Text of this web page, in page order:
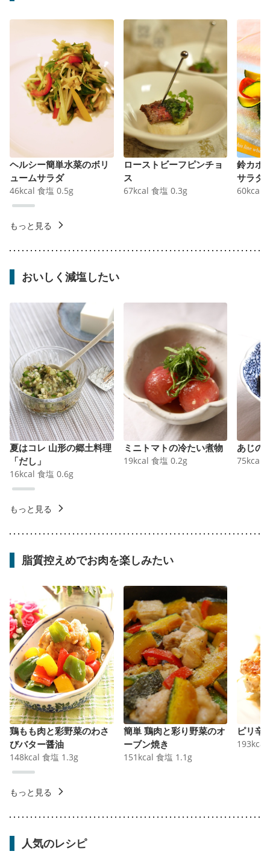
ヘルシー簡単水菜のボリ
ュームサラダ
46kcal 食塩 0.5g
ローストビーフピンチョ
ス
67kcal 食塩 0.3g
鈴カボ
サラダ
60kcal
もっと見る
おいしく減塩したい
夏はコレ 山形の郷土料理
「だし」
16kcal 食塩 0.6g
ミニトマトの冷たい煮物
19kcal 食塩 0.2g
あじの
75kcal
もっと見る
脂質控えめでお肉を楽しみたい
鶏もも肉と彩野菜のわさ
びバター醤油
148kcal 食塩 1.3g
簡単 鶏肉と彩り野菜のオ
ーブン焼き
151 kcal 食塩 1.1 g
ピリ辛
193kcal
もっと見る
人気のレシピ